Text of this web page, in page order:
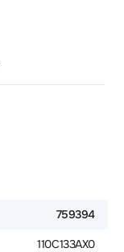
759394
110C133AX0